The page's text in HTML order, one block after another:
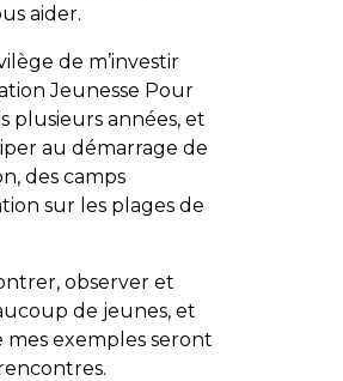
aider.
de m’investir
Jeunesse Pour
plusieurs années, et
au démarrage de
, des camps
sur les plages de
observer et
de jeunes, et
mes exemples seront